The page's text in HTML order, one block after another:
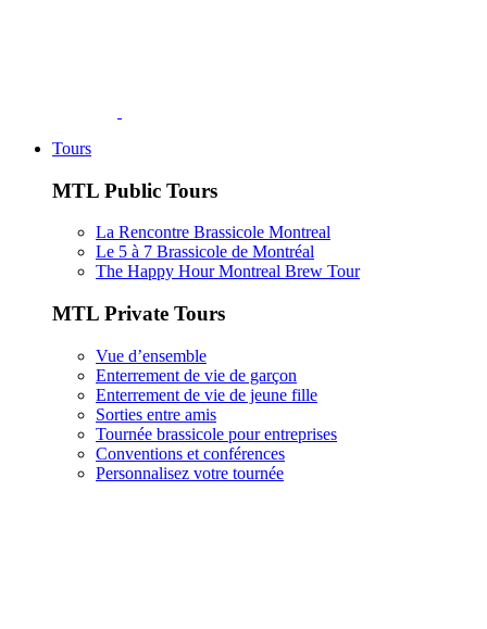
Tours
MTL Public Tours
La Rencontre Brassicole Montreal
Le 5 à 7 Brassicole de Montréal
The Happy Hour Montreal Brew Tour
MTL Private Tours
Vue d’ensemble
Enterrement de vie de garçon
Enterrement de vie de jeune fille
Sorties entre amis
Tournée brassicole pour entreprises
Conventions et conférences
Personnalisez votre tournée